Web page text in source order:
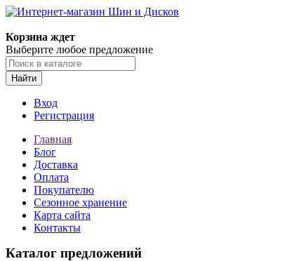
Корзина ждет
Выберите любое предложение
Найти
Вход
Регистрация
Главная
Блог
Доставка
Оплата
Покупателю
Сезонное хранение
Карта сайта
Контакты
Каталог предложений